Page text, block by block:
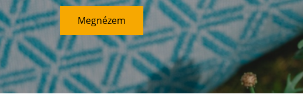
Megnézem